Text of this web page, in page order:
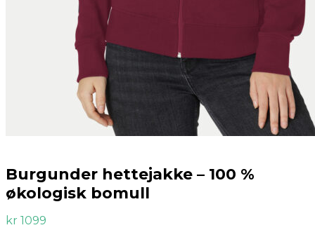
Burgunder hettejakke – 100 %
økologisk bomull
kr 1099